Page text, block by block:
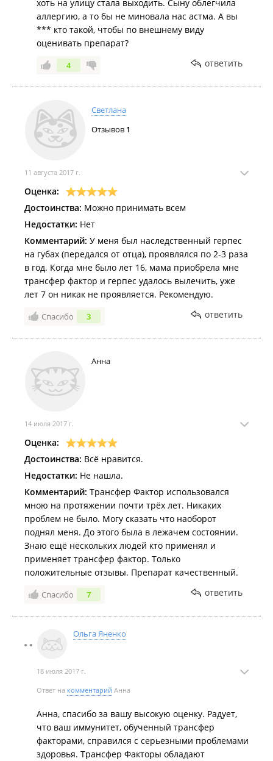
хоть на улицу стала выходить. Сыну облегчила
аллергию, а то бы не миновала нас астма. А вы
*** кто такой, чтобы по внешнему виду
оценивать препарат?
4 ответить
Светлана
Отзывов 1
11 августа 2017 г.
Оценка:
Достоинства: Можно принимать всем
Недостатки: Нет
Комментарий: У меня был наследственный герпес
на губах (передался от отца), проявлялся по 2-3 раза
в год. Когда мне было лет 16, мама приобрела мне
трансфер фактор и герпес удалось вылечить, уже
лет 7 он никак не проявляется. Рекомендую.
Спасибо 3 ответить
Анна
14 июля 2017 г.
Оценка:
Достоинства: Всё нравится.
Недостатки: Не нашла.
Комментарий: Трансфер Фактор использовался
мною на протяжении почти трёх лет. Никаких
проблем не было. Могу сказать что наоборот
поднял меня. До этого была в лежачем состоянии.
Знаю ещё нескольких людей кто применял и
применяет трансфер фактор. Только
положительные отзывы. Препарат качественный.
Спасибо 7 ответить
Ольга Яненко
18 июля 2017 г.
Ответ на комментарий Анна
Анна, спасибо за вашу высокую оценку. Радует,
что ваш иммунитет, обученный трансфер
факторами, справился с серьезными проблемами
здоровья. Трансфер Факторы обладают